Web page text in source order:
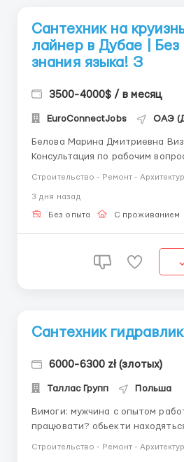
Сантехник на
лайнер в Дубае | Без
знания языка! З
3500-4000$ / в месяц
EuroConnectJobs ОАЭ
Белова Марина Дмитриевна
Консультация по рабочим
контролем, улыбки на борту! Если трубы для тебя не
просто железо, а настоящее
Строительство - Ремонт -
3 дня назад
Без опыта С проживанием
Сантехник гидравлик
6000-6300 zł (злотых)
Таллас Групп Польша
Вимоги: мужчина с опытом работы сантехником Де
працювати? обьекти находяться в г. Вроцлаве и
канализация по новостроям,
Строительство - Ремонт -